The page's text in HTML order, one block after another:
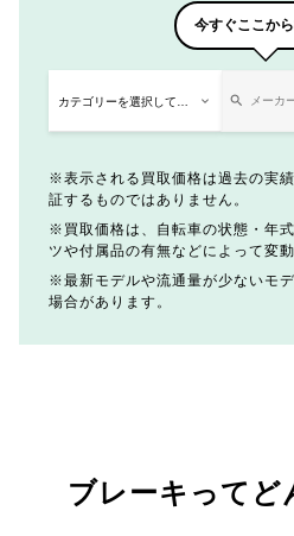
今すぐここから
表示される買取価格は過去の実
証するものではありません。
買取価格は、自転車の状態・年
ツや付属品の有無などによって変動
最新モデルや流通量が少ないモ
場合があります。
ブレーキってど